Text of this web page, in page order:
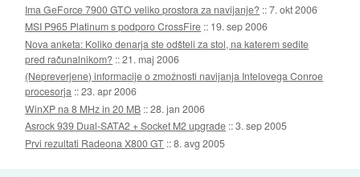
Ima GeForce 7900 GTO veliko prostora za navijanje? ::7. okt 2006
MSI P965 Platinum s podporo CrossFire :: 19. sep 2006
Nova anketa: Koliko denarja ste odšteli za stol, na katerem sedite
pred računalnikom? ::21. maj 2006
(Nepreverjene) informacije o zmožnosti navijanja Intelovega Conroe
procesorja ::23. apr 2006
WinXP na 8 MHz in 20 MB ::28. jan 2006
Asrock 939 Dual-SATA2 + Socket M2 upgrade ::3. sep 2005
Prvi rezultati Radeona X800 GT ::8. avg 2005